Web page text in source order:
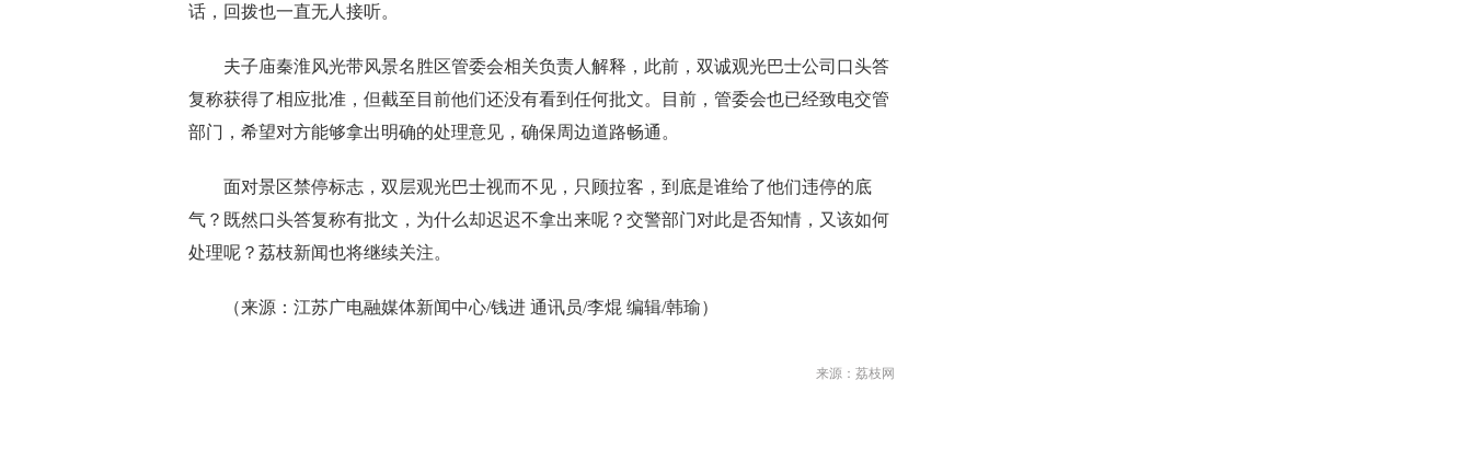
话，回拨也一直无人接听。
夫子庙秦淮风光带风景名胜区管委会相关负责人解释，此前，双诚观光巴士公司口头答
复称获得了相应批准，但截至目前他们还没有看到任何批文。目前，管委会也已经致电交管
部门，希望对方能够拿出明确的处理意见，确保周边道路畅通。
面对景区禁停标志，双层观光巴士视而不见，只顾拉客，到底是谁给了他们违停的底
气？既然口头答复称有批文，为什么却迟迟不拿出来呢？交警部门对此是否知情，又该如何
处理呢？荔枝新闻也将继续关注。
（来源：江苏广电融媒体新闻中心/钱进 通讯员/李焜 编辑/韩瑜）
来源：荔枝网